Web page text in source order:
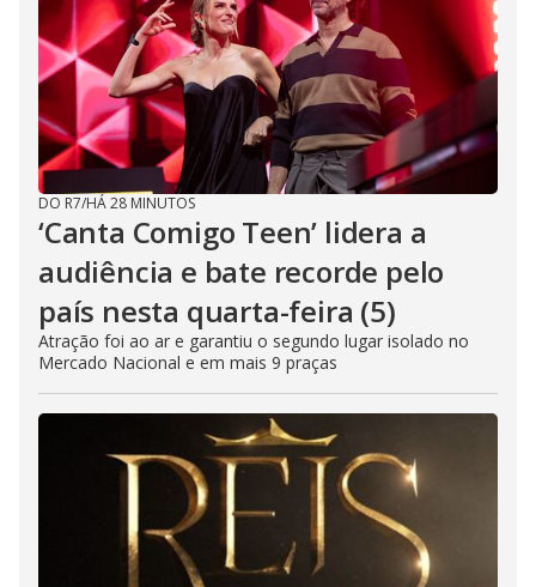
DO R7/HÁ 28 MINUTOS
‘Canta Comigo Teen’ lidera a
audiência e bate recorde pelo
país nesta quarta-feira (5)
Atração foi ao ar e garantiu o segundo lugar isolado no
Mercado Nacional e em mais 9 praças